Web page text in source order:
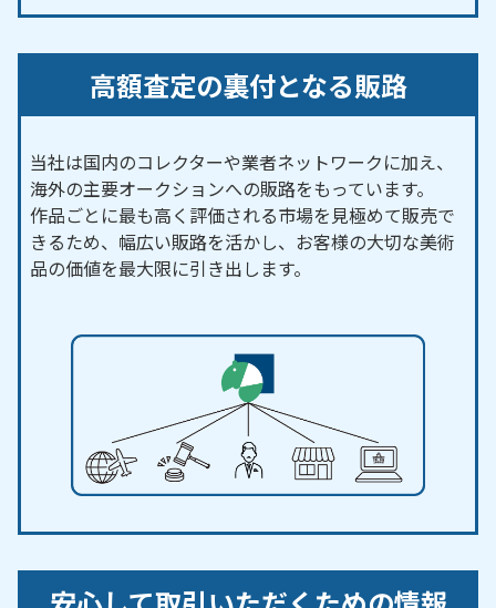
高額査定の裏付となる販路
当社は国内のコレクターや業者ネットワークに加え、
海外の主要オークションへの販路をもっています。
作品ごとに最も高く評価される市場を見極めて販売で
きるため、幅広い販路を活かし、お客様の大切な美術
品の価値を最大限に引き出します。